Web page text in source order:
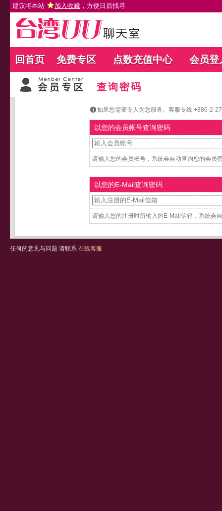
建议将本站 加入收藏 ，方便日后找寻
回首页 免费专区 点数充值中心 会员登
查询密码
如果您需要专人为您服务。客服专线:+886-2-
以您的会员帐号查询密码
请输入您的会员帐号，系统会自动查询您的会员
以您的E-Mail查询密码
请输入您的注册时所输入的E-Mail信箱，系统会
任何的意见与问题 请联系 在线客服